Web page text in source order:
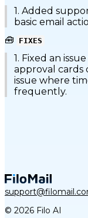
1. Added
basic email
🧰
FIXES
1. Fixed an
approval cards
issue where
frequently.
© 2026 Filo AI